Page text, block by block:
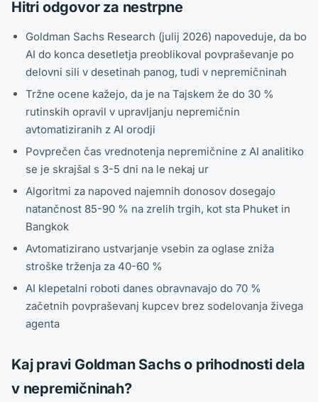
Hitri odgovor za nestrpne
Goldman Sachs Research (julij 2026) napoveduje, da bo
AI do konca desetletja preoblikoval povpraševanje po
delovni sili v desetinah panog, tudi v nepremičninah
Tržne ocene kažejo, da je na Tajskem že do 30 %
rutinskih opravil v upravljanju nepremičnin
avtomatiziranih z AI orodji
Povprečen čas vrednotenja nepremičnine z AI analitiko
se je skrajšal s 3-5 dni na le nekaj ur
Algoritmi za napoved najemnih donosov dosegajo
natančnost 85-90 % na zrelih trgih, kot sta Phuket in
Bangkok
Avtomatizirano ustvarjanje vsebin za oglase zniža
stroške trženja za 40-60 %
AI klepetalni roboti danes obravnavajo do 70 %
začetnih povpraševanj kupcev brez sodelovanja živega
agenta
Kaj pravi Goldman Sachs o prihodnosti dela
v nepremičninah?